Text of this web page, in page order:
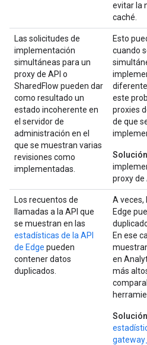
evitar la
caché.
Las solicitudes de
implementación
simultáneas para un
proxy de API o
SharedFlow pueden dar
como resultado un
estado incoherente en
el servidor de
administración en el
que se muestran varias
revisiones como
implementadas.
Esto
cuando
este
proxies
de que
proxy de
Los recuentos de
llamadas a la API que
se muestran en las
estadísticas de la API
de Edge pueden
contener datos
duplicados.
A veces,
Edge
En ese
en
más